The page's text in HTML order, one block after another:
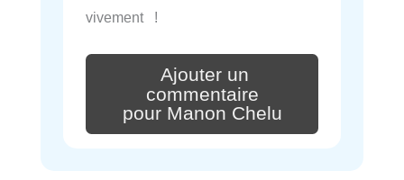
vivement !
Ajouter un
commentaire
pour Manon Chelu